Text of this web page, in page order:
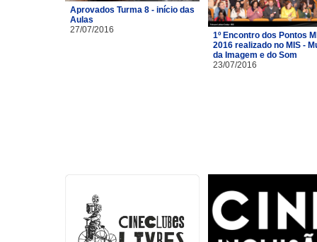
Aprovados Turma 8 - início das
Aulas
27/07/2016
1º Encontro dos Pontos
2016 realizado no MIS -
da Imagem e do Som
23/07/2016